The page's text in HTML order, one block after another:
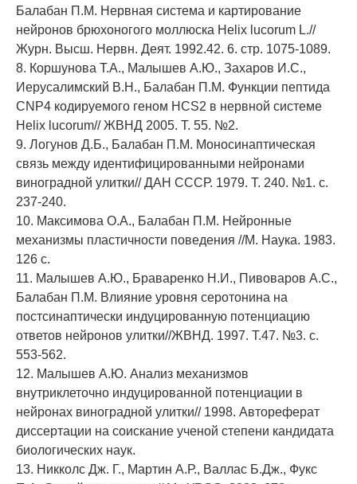
Балабан П.М. Нервная система и картирование
нейронов брюхоногого моллюска Helix lucorum L.//
Журн. Высш. Нервн. Деят. 1992.42. 6. стр. 1075-1089.
8. Коршунова Т.А., Малышев А.Ю., Захаров И.С.,
Иерусалимский В.Н., Балабан П.М. Функции пептида
CNP4 кодируемого геном HCS2 в нервной системе
Helix lucorum// ЖВНД 2005. Т. 55. №2.
9. Логунов Д.Б., Балабан П.М. Моносинаптическая
связь между идентифицированными нейронами
виноградной улитки// ДАН СССР. 1979. Т. 240. №1. с.
237-240.
10. Максимова О.А., Балабан П.М. Нейронные
механизмы пластичности поведения //М. Наука. 1983.
126 с.
11. Малышев А.Ю., Браваренко Н.И., Пивоваров А.С.,
Балабан П.М. Влияние уровня серотонина на
постсинаптически индуцированную потенциацию
ответов нейронов улитки//ЖВНД. 1997. Т.47. №3. с.
553-562.
12. Малышев А.Ю. Анализ механизмов
внутриклеточно индуцированной потенциации в
нейронах виноградной улитки// 1998. Автореферат
диссертации на соискание ученой степени кандидата
биологических наук.
13. Никколс Дж. Г., Мартин А.Р., Валлас Б.Дж., Фукс